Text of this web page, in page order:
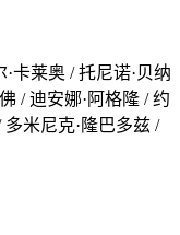
卡莱奥 / 托尼诺·贝纳
/ 迪安娜·阿格隆 / 约
多米尼克·隆巴多兹 /